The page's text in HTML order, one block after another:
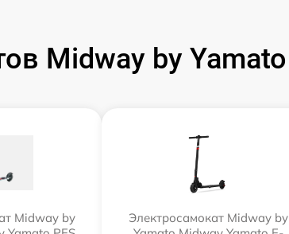
Midway by Yamato
Midway by
Электросамокат Midway by